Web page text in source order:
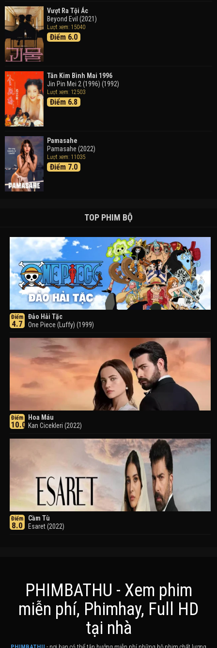
Vượt Ra Tội Ác
Beyond Evil (2021)
Lượt xem: 15040
Điểm 6.0
Tân Kim Bình Mai 1996
Jin Pin Mei 2 (1996) (1992)
Lượt xem: 12503
Điểm 6.8
Pamasahe
Pamasahe (2022)
Lượt xem: 11035
Điểm 7.0
TOP PHIM BỘ
Điểm
4.7
Đảo Hải Tặc
One Piece (Luffy) (1999)
Điểm
10.0
Hoa Máu
Kan Cicekleri (2022)
Điểm
8.0
Cầm Tù
Esaret (2022)
Khuyển Dạ Xoa
PHIMBATHU - Xem phim
miễn phí, Phimhay, Full HD
tại nhà